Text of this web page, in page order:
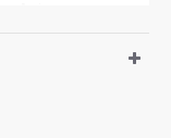
Azizova